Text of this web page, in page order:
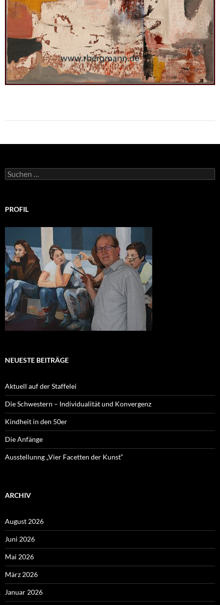
Suchen
nach:
PROFIL
NEUESTE BEITRÄGE
Aktuell auf der Staffelei
Die Schwestern – Individualität und Konvergenz
Kindheit in den 50er
Die Anfänge
Ausstellunng „Vier Facetten der Kunst“
ARCHIV
August 2026
Juni 2026
Mai 2026
März 2026
Januar 2026